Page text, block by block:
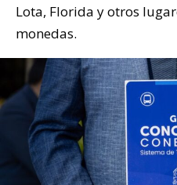
Lota, Florida y otros
monedas.